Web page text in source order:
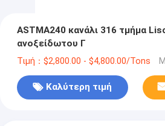
ASTMA240 κανάλι 316 τμήμα
ανοξείδωτου Γ
Τιμή：$2,800.00 - $4,800.00/Tons
Καλύτερη τιμή